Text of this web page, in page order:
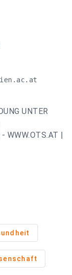
UNTER
WWW.OTS.AT |